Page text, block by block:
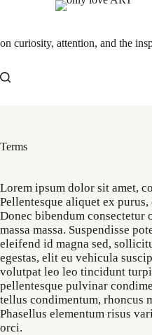
on curiosity, attention, and the
Terms
Lorem ipsum dolor sit amet,
Pellentesque aliquet ex
Donec bibendum consectetur
massa massa. Suspendisse
eleifend id magna sed,
egestas, elit eu vehicula
volutpat leo leo tincidunt
pellentesque pulvinar
tellus condimentum, rhoncus
Phasellus elementum risus
orci.